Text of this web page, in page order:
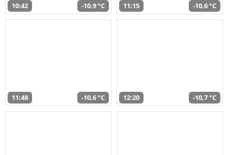
10:42 -10,9 °C 11:15 -10,6 °C
11:48 -10,6 °C 12:20 -10,7 °C